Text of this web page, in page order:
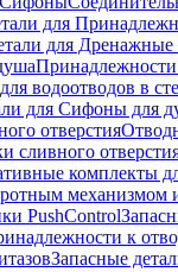
для
для
Принадлежности
водоотводов в
для Сифоны для
отверстия
сливного
комплекты
механизмом
PushControl
к
Запасные